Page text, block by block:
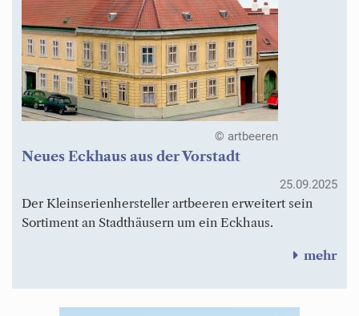
© artbeeren
Neues Eckhaus aus der Vorstadt
25.09.2025
Der Kleinserienhersteller artbeeren erweitert sein
Sortiment an Stadthäusern um ein Eckhaus.
mehr